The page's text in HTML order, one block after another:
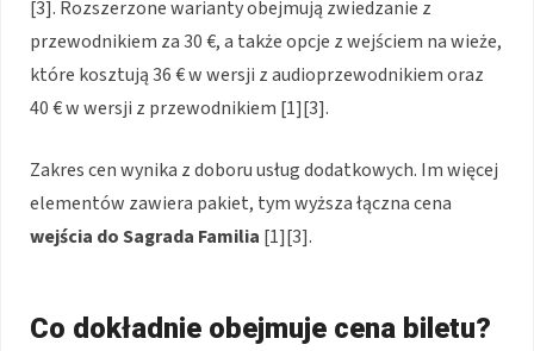
[3]. Rozszerzone warianty obejmują zwiedzanie z
przewodnikiem za 30 €, a także opcje z wejściem na wieże,
które kosztują 36 € w wersji z audioprzewodnikiem oraz
40 € w wersji z przewodnikiem [1][3].
Zakres cen wynika z doboru usług dodatkowych. Im więcej
elementów zawiera pakiet, tym wyższa łączna cena
wejścia do Sagrada Familia [1][3].
Co dokładnie obejmuje cena biletu?